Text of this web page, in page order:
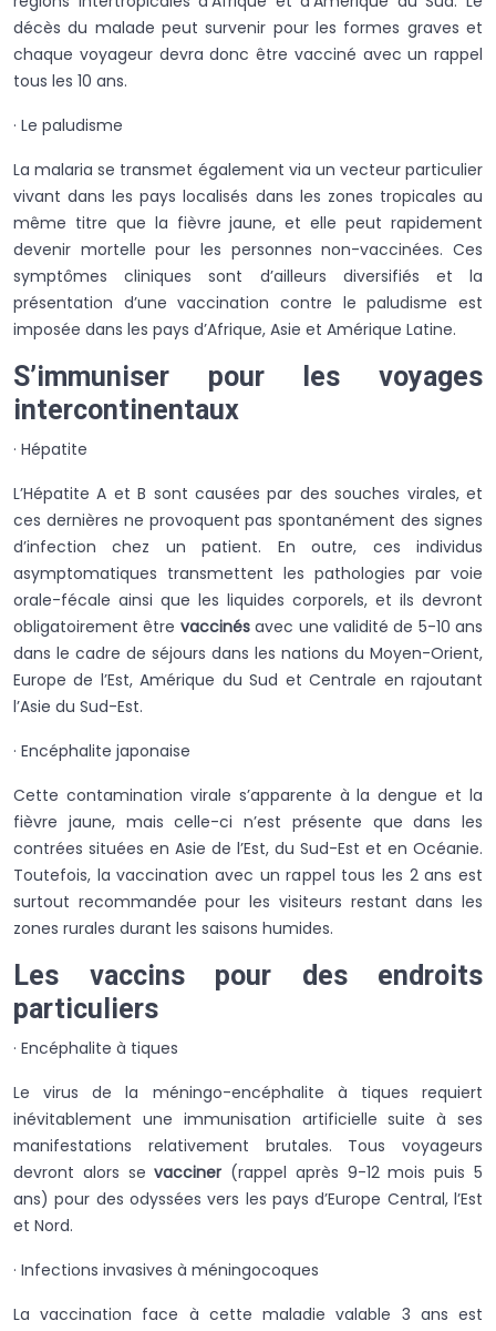
décès du malade peut survenir pour les formes graves et
chaque voyageur devra donc être vacciné avec un rappel
tous les 10 ans.
· Le paludisme
La malaria se transmet également via un vecteur particulier
vivant dans les pays localisés dans les zones tropicales au
même titre que la fièvre jaune, et elle peut rapidement
devenir mortelle pour les personnes non-vaccinées. Ces
symptômes cliniques sont d’ailleurs diversifiés et la
présentation d’une vaccination contre le paludisme est
imposée dans les pays d’Afrique, Asie et Amérique Latine.
S’immuniser pour les voyages
intercontinentaux
· Hépatite
L’Hépatite A et B sont causées par des souches virales, et
ces dernières ne provoquent pas spontanément des signes
d’infection chez un patient. En outre, ces individus
asymptomatiques transmettent les pathologies par voie
orale-fécale ainsi que les liquides corporels, et ils devront
obligatoirement être vaccinésavec une validité de 5-10 ans
dans le cadre de séjours dans les nations du Moyen-Orient,
Europe de l’Est, Amérique du Sud et Centrale en rajoutant
l’Asie du Sud-Est.
· Encéphalite japonaise
Cette contamination virale s’apparente à la dengue et la
fièvre jaune, mais celle-ci n’est présente que dans les
contrées situées en Asie de l’Est, du Sud-Est et en Océanie.
Toutefois, la vaccination avec un rappel tous les 2 ans est
surtout recommandée pour les visiteurs restant dans les
zones rurales durant les saisons humides.
Les vaccins pour des endroits
particuliers
· Encéphalite à tiques
Le virus de la méningo-encéphalite à tiques requiert
inévitablement une immunisation artificielle suite à ses
manifestations relativement brutales. Tous voyageurs
devront alors sevacciner (rappel après 9-12 mois puis 5
ans) pour des odyssées vers les pays d’Europe Central, l’Est
et Nord.
· Infections invasives à méningocoques
La vaccination face à cette maladie valable 3 ans est